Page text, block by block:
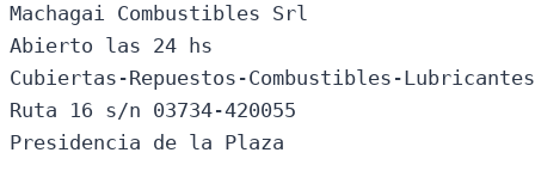
Machagai Combustibles Srl
Abierto las 24 hs
Cubiertas-Repuestos-Combustibles-
Ruta 16 s/n 03734-420055
Presidencia de la Plaza